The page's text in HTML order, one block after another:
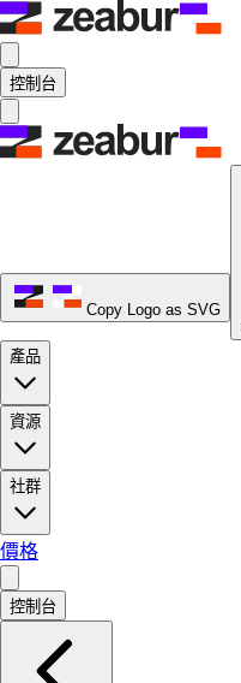
控制台
Copy Logo as SVG
產品
資源
社群
價格
控制台